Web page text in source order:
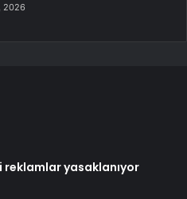
2026
yasaklanıyor